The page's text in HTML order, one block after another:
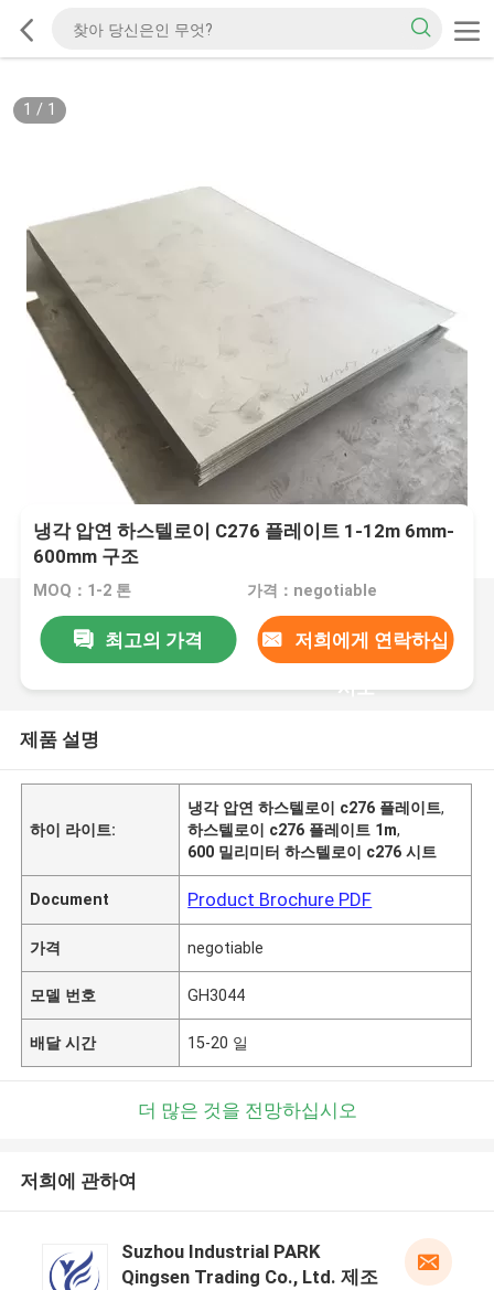
1 / 1
냉각 압연 하스텔로이 C276 플레이트 1-12m 6mm-
600mm 구조
MOQ：1-2 톤 가격：negotiable
최고의 가격 저희에게 연락하십
시오
제품 설명
하이 라이트:
냉각 압연 하스텔로이 c276 플레이트,
하스텔로이 c276 플레이트 1m,
600 밀리미터 하스텔로이 c276 시트
Document Product Brochure PDF
가격 negotiable
모델 번호 GH3044
배달 시간 15-20 일
더 많은 것을 전망하십시오
저희에 관하여
Suzhou Industrial PARK
Qingsen Trading Co., Ltd. 제조